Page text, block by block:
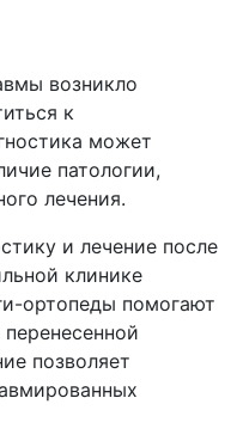
возникло
к
может
патологии,
лечения.
и лечение после
клинике
ортопеды помогают
позволяет